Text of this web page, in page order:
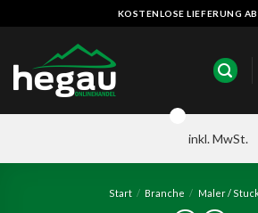
Inhalt
KOSTENLOSE LIEFERUNG
inkl. MwSt.
Start / Branche / Maler /